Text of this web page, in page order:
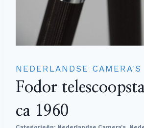
NEDERLANDSE CAMERA'S
Fodor
ca 1960